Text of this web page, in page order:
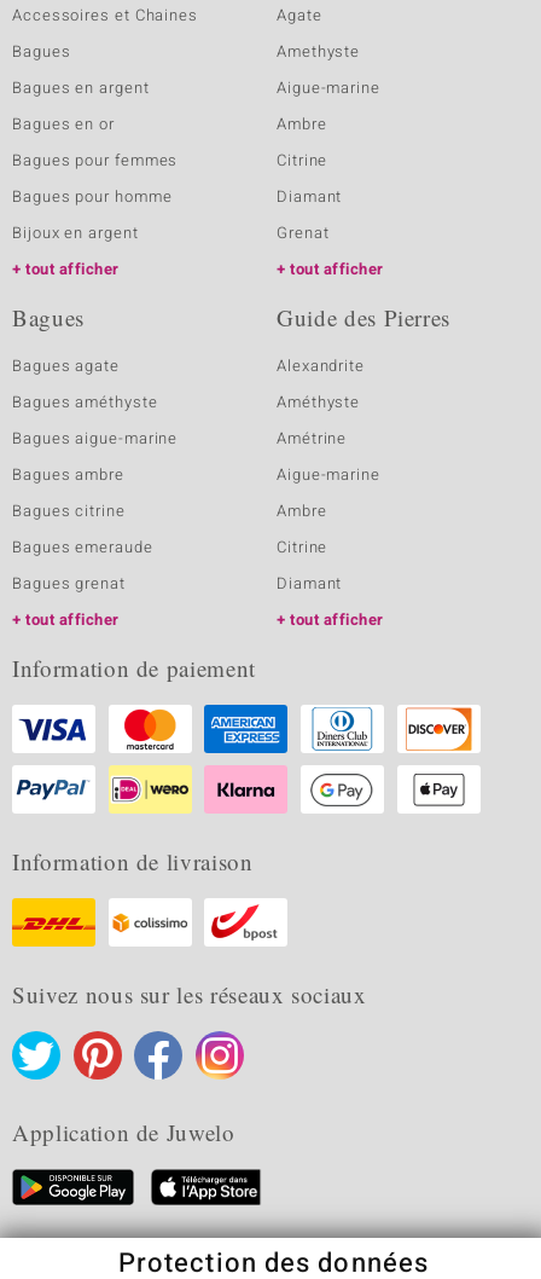
Accessoires et Chaines
Bagues
Bagues en argent
Bagues en or
Bagues pour femmes
Bagues pour homme
Bijoux en argent
tout afficher
Agate
Amethyste
Aigue-marine
Ambre
Citrine
Diamant
Grenat
tout afficher
Bagues
Bagues agate
Bagues améthyste
Bagues aigue-marine
Bagues ambre
Bagues citrine
Bagues emeraude
Bagues grenat
tout afficher
Guide des Pierres
Alexandrite
Améthyste
Amétrine
Aigue-marine
Ambre
Citrine
Diamant
tout afficher
Information de paiement
Information de livraison
Suivez nous sur les réseaux sociaux
Application de Juwelo
CGV Protection des données
Cookies
Protection des données